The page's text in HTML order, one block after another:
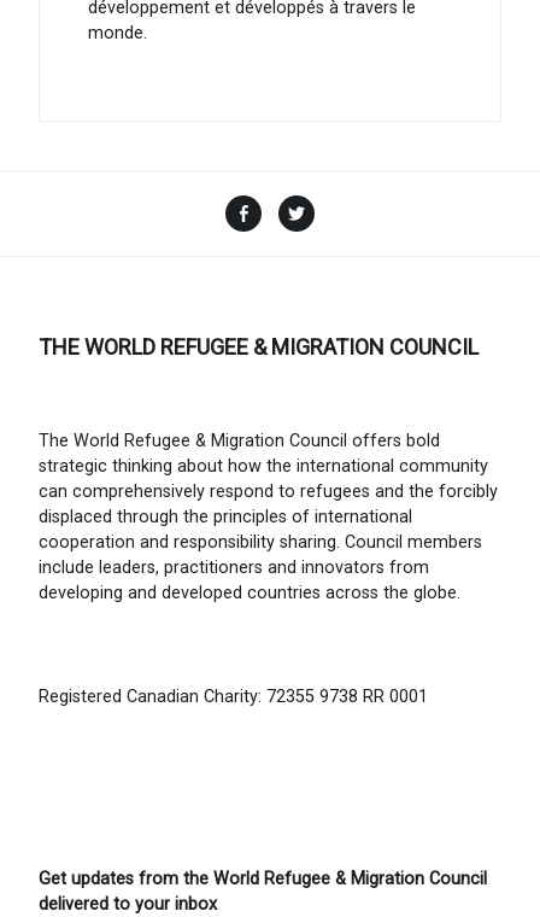
développement et développés à travers le
monde.
Facebook
THE WORLD REFUGEE & MIGRATION COUNCIL
The World Refugee & Migration Council offers bold
strategic thinking about how the international community
can comprehensively respond to refugees and the forcibly
displaced through the principles of international
cooperation and responsibility sharing. Council members
include leaders, practitioners and innovators from
developing and developed countries across the globe.
Registered Canadian Charity: 72355 9738 RR 0001
Get updates from the World Refugee & Migration Council
delivered to your inbox